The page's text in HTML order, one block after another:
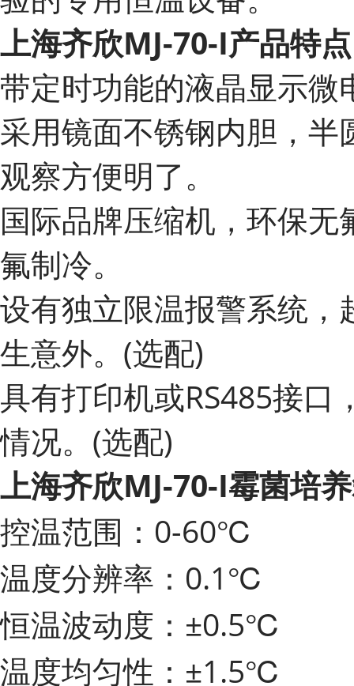
上海齐欣MJ-70-I产品特点
带定时功能的液晶显示
采用镜面不锈钢内胆，
观察方便明了。
国际品牌压缩机，环保无
氟制冷。
设有独立限温报警系统
生意外。(选配)
具有打印机或RS485接
情况。(选配)
上海齐欣MJ-70-I霉菌培
控温范围：0-60℃
温度分辨率：0.1℃
恒温波动度：±0.5℃
温度均匀性：±1.5℃